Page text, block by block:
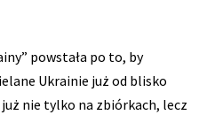
powstała po to, by
Ukrainie już od blisko
nie tylko na zbiórkach, lecz